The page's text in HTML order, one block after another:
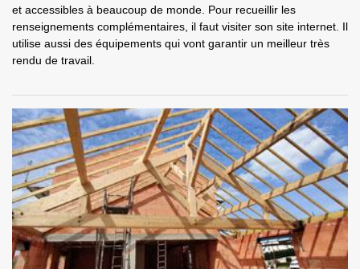
et accessibles à beaucoup de monde. Pour recueillir les
renseignements complémentaires, il faut visiter son site internet. Il
utilise aussi des équipements qui vont garantir un meilleur très
rendu de travail.